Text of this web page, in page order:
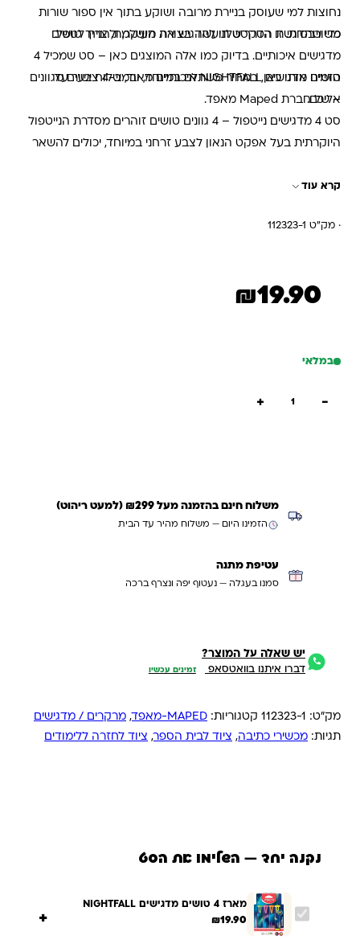
נחוצות למי שעוסק בניירת מרובה ושוקע בתוך אין ספור שורות
משורבטות. זו הדרך שלנו להדגיש את העיקר, ולהניח לטפל.
כדי שהדגשת הטקסט תיעשה בצורה מושלמת, צריך טושים
מדגישים איכותיים. בדיוק כמו אלה המוצגים כאן – סט שמכיל 4
טושים מדגישים NIGHTFALL איכותיים מאוד, ב-4 צבעים מגוונים
– של חברת Maped מאפד.
הזמינו אותו כאן, במחיר משתלם במיוחד, ובמשלוח ישיר עד
אליכם.
סט 4 מדגישים נייטפול – 4 גוונים טושים זוהרים מסדרת הנייטפול
היוקרתית בעל אפקט הנאון לצבע זרחני במיוחד, יכולים להשאר
רגיל )
קרא עוד
· מק"ט 112323-1
₪19.90
במלאי
−
+
משלוח חינם בהזמנה מעל ₪299 (למעט ריהוט)
הזמינו היום — משלוח מהיר עד הבית
עטיפת מתנה
סמנו בעגלה — נעטוף יפה ונצרף ברכה
יש שאלה על המוצר?
דברו איתנו בוואטסאפ זמינים עכשיו
מק"ט: 112323-1 קטגוריות: MAPED-מאפד , מרקרים / מדגישים
תגיות: מכשירי כתיבה, ציוד לבית הספר, ציוד לחזרה ללימודים
נקנה יחד — השלימו את הסט
מארז 4 טושים מדגישים NIGHTFALL
₪19.90
+